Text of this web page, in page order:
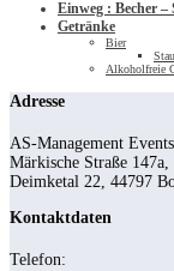
Einweg : Becher –
Getränke
Bier
Alkoholfreie
Adresse
AS-Management
Märkische Straße 147a,
Deimketal 22, 44797
Kontaktdaten
Telefon: